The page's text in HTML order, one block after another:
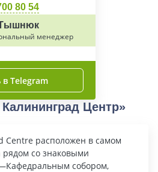
80 54
менеджер
в Telegram
Центр»
Centre расположен в самом
со знаковыми
собором,